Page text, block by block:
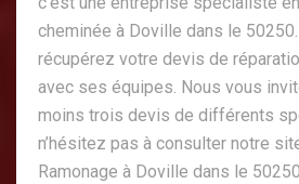
cheminée à Doville dans le
récupérez votre devis de
avec ses équipes. Nous vous
moins trois devis de différents
n’hésitez pas à consulter notre
Ramonage à Doville dans le